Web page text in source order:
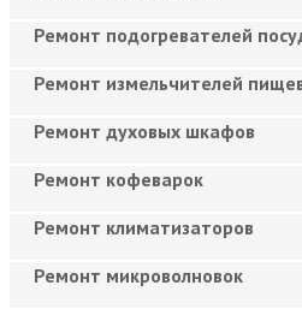
Ремонт подогревателей
Ремонт измельчителей
Ремонт духовых шкафов
Ремонт кофеварок
Ремонт климатизаторов
Ремонт микроволновок